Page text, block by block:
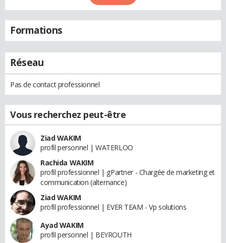
Formations
Réseau
Pas de contact professionnel
Vous recherchez peut-être
Ziad WAKIM
profil personnel | WATERLOO
Rachida WAKIM
profil professionnel | gPartner - Chargée de marketing et
communication (alternance)
Ziad WAKIM
profil professionnel | EVER TEAM - Vp solutions
Ayad WAKIM
profil personnel | BEYROUTH